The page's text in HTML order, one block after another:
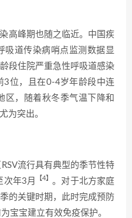
高峰期也随之临近。中国疾
吸道传染病哨点监测数据显
段住院严重急性呼吸道感染
3位，且在0-4岁年龄段中连
区，随着秋冬季气温下降和
为突出。
流行具有典型的季节性特
次年3月
【4】 。对于北方家庭
的关键时期，此时完成预防
宝宝建立有效免疫保护。